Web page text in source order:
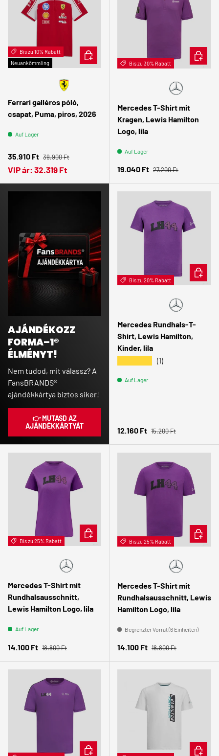
Bis zu 10% Rabatt
Neuankömmling
Ferrari galléros póló,
csapat, Puma, piros, 2026
Auf Lager
Verkaufspreis
35.910 Ft Normaler Preis
39.900 Ft
VIP ár: 32.319 Ft
OPTIONEN AUSWÄHLEN
Bis zu 30% Rabatt
Mercedes T-Shirt mit
Kragen, Lewis Hamilton
Logo, lila
Auf Lager
Verkaufspreis
19.040 Ft Normaler Preis
27.200 Ft
AJÁNDÉKOZZ
FORMA–1®
ÉLMÉNYT!
Nem tudod, mit válassz? A
FansBRANDS®
ajándékkártya biztos siker!
👉 MUTASD AZ
AJÁNDÉKKÁRTYÁT
Bis zu 20% Rabatt
🧑🏻
Mercedes Rundhals-T-
Shirt, Lewis Hamilton,
Kinder, lila
(1)
Auf Lager
Verkaufspreis
12.160 Ft Normaler Preis
15.200 Ft
Bis zu 25% Rabatt
👩 Női
Mercedes T-Shirt mit
Rundhalsausschnitt,
Lewis Hamilton Logo, lila
Auf Lager
Verkaufspreis
14.100 Ft Normaler Preis
18.800 Ft
OPTIONEN AUSWÄHLEN
Bis zu 25% Rabatt
Mercedes T-Shirt mit
Rundhalsausschnitt, Lewis
Hamilton Logo, lila
Begrenzter Vorrat (6 Einheiten)
Verkaufspreis
14.100 Ft Normaler Preis
18.800 Ft
OPTIONEN AUSWÄHLEN